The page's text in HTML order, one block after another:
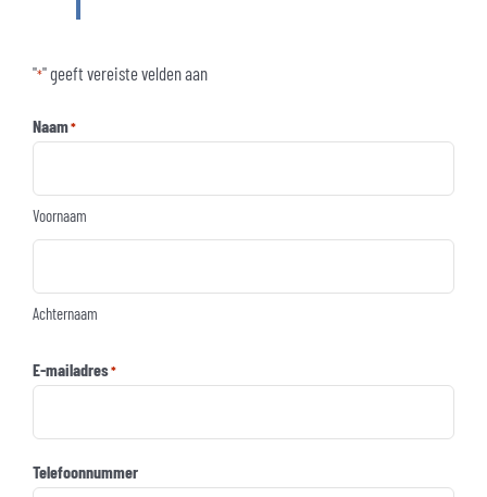
"*" geeft vereiste velden aan
Naam*
Voornaam
Achternaam
E-mailadres*
Telefoonnummer